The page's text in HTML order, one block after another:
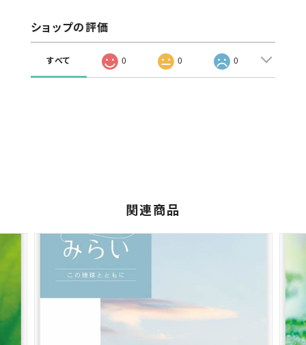
ショップの評価
すべて 0 0 0
関連商品